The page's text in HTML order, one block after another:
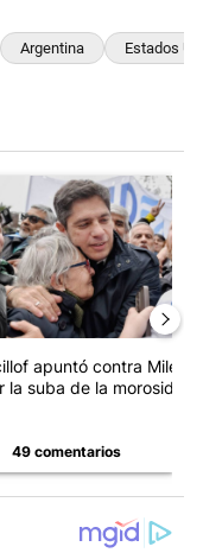
Argentina Estados
Rosada busca
de tendencia con
apuntó contra Milei
la suba de la morosida...
49 comentarios